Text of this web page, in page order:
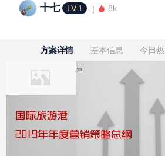
十七 LV.1 8k
方案详情 基本信息 今日